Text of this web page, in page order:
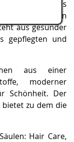
Es ist bis
jedes einzelnen
aus gesunder
gepflegten und
aus einer
moderner
Schönheit. Der
bietet zu dem die
Hair Care,